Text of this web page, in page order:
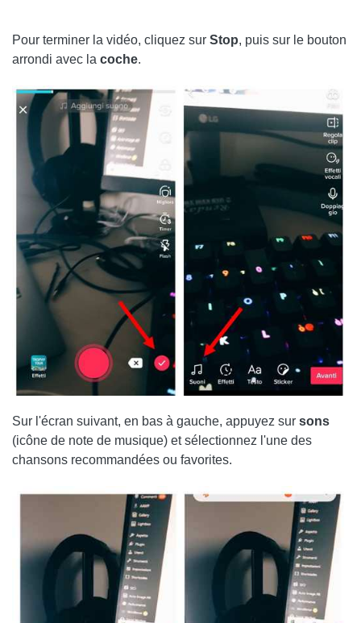
Pour terminer la vidéo, cliquez sur Stop, puis sur le bouton
arrondi avec la coche.
Sur l'écran suivant, en bas à gauche, appuyez sur sons
(icône de note de musique) et sélectionnez l'une des
chansons recommandées ou favorites.